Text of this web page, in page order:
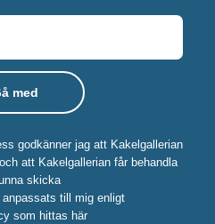
godkänner jag att Kakelgallerian
att Kakelgallerian får behandla
skicka
till mig enligt
som hittas här